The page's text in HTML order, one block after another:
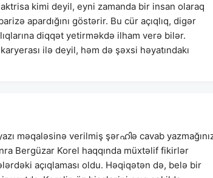
kimi deyil, eyni zamanda bir insan olaraq
apardığını göstərir. Bu cür açıqlıq, digər
diqqət yetirməkdə ilham verə bilər.
ilə deyil, həm də şəxsi həyatındakı
məqaləsinə verilmiş şərഹിə cavab
Bergüzar Korel haqqında müxtəlif fikirlər
açıqlaması oldu. Həqiqətən də, belə bir